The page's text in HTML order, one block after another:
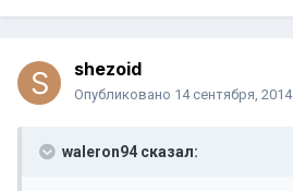
shezoid
Опубликовано 14 сентября, 2014
waleron94 сказал: